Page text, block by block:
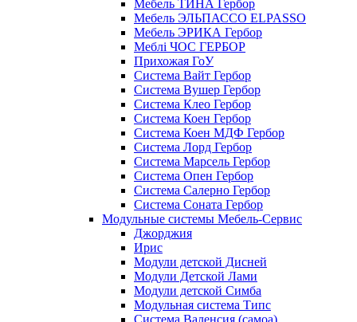
Мебель ТИНА Гербор
Мебель ЭЛЬПАССО ELPASSO
Мебель ЭРИКА Гербор
Меблі ЧОС ГЕРБОР
Прихожая ГоУ
Система Вайт Гербор
Система Вушер Гербор
Система Клео Гербор
Система Коен Гербор
Система Коен МДФ Гербор
Система Лорд Гербор
Система Марсель Гербор
Система Опен Гербор
Система Салерно Гербор
Система Соната Гербор
Модульные системы Мебель-Сервис
Джорджия
Ирис
Модули детской Дисней
Модули Детской Лами
Модули детской Симба
Модульная система Типс
Система Валенсия (самоа)